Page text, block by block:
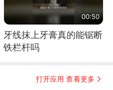
00:50
牙线抹上牙膏真的能锯断
铁栏杆吗
打开应用 查看更多